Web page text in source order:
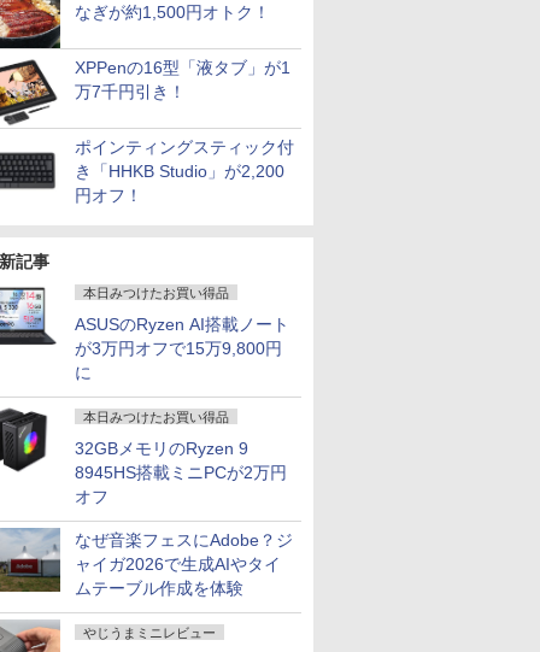
なぎが約1,500円オトク！
XPPenの16型「液タブ」が1
万7千円引き！
ポインティングスティック付
き「HHKB Studio」が2,200
円オフ！
記事
本日みつけたお買い得品
ASUSのRyzen AI搭載ノート
が3万円オフで15万9,800円
に
本日みつけたお買い得品
32GBメモリのRyzen 9
8945HS搭載ミニPCが2万円
オフ
なぜ音楽フェスにAdobe？ジ
ャイガ2026で生成AIやタイ
ムテーブル作成を体験
やじうまミニレビュー